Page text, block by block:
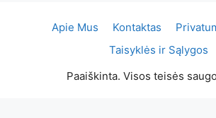
Apie Mus Kontaktas
Taisyklės ir Sąlygos
Paaiškinta. Visos teisės